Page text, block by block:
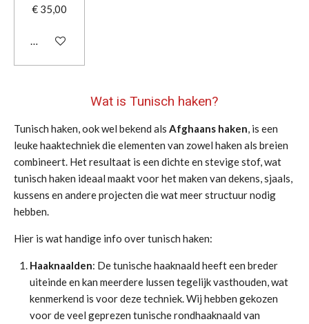
€ 35,00
In winkelwagen
Wat is Tunisch haken?
Tunisch haken, ook wel bekend als Afghaans haken , is een
leuke haaktechniek die elementen van zowel haken als breien
combineert. Het resultaat is een dichte en stevige stof, wat
tunisch haken ideaal maakt voor het maken van dekens, sjaals,
kussens en andere projecten die wat meer structuur nodig
hebben.
Hier is wat handige info over tunisch haken:
Haaknaalden: De tunische haaknaald heeft een breder
uiteinde en kan meerdere lussen tegelijk vasthouden, wat
kenmerkend is voor deze techniek. Wij hebben gekozen
voor de veel geprezen tunische rondhaaknaald van